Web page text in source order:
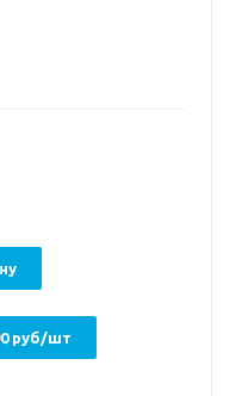
руб/шт